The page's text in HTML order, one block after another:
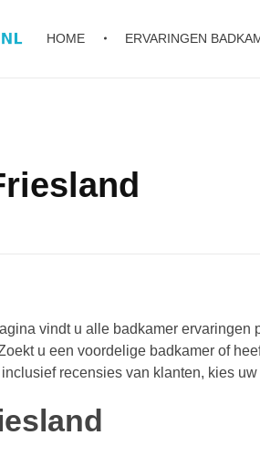
HOME ERVARINGEN
vindt u alle badkamer
u een voordelige badkamer of
recensies van klanten, kies